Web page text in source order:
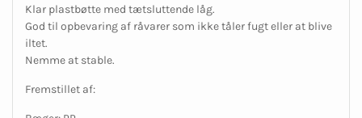
Klar plastbøtte med tætsluttende låg.
God til opbevaring af råvarer som ikke tåler fugt eller at blive
iltet.
Nemme at stable.
Fremstillet af: